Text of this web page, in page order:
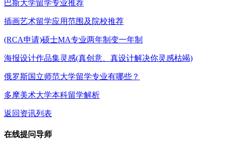
巴斯大学留学专业推荐
插画艺术留学应用范围及院校推荐
(RCA申请)硕士MA专业两年制变一年制
海报设计作品集灵感(真创意、真设计解决你灵感枯竭)
俄罗斯国立师范大学留学专业有哪些？
多摩美术大学本科留学解析
返回资讯列表
在线提问导师